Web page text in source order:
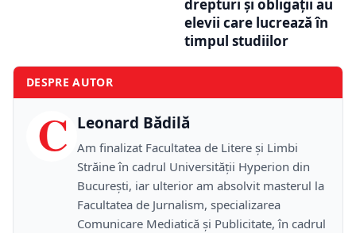
drepturi și obligații au
elevii care lucrează în
timpul studiilor
DESPRE AUTOR
C Leonard Bădilă
Am finalizat Facultatea de Litere și Limbi
Străine în cadrul Universității Hyperion din
București, iar ulterior am absolvit masterul la
Facultatea de Jurnalism, specializarea
Comunicare Mediatică și Publicitate, în cadrul